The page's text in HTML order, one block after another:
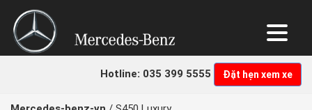
Hotline: 035 399 5555 Đặt hẹn xem xe
NHẬN BÁO GIÁ LĂN BÁNH ƯU ĐÃI NHẤT
Quý khách hàng vui lòng nhập thông tin để nhận báo giá tốt